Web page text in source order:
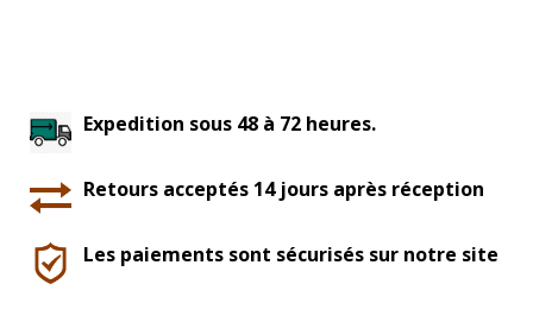
Expedition sous 48 à 72 heures.
Retours acceptés 14 jours après réception
Les paiements sont sécurisés sur notre site